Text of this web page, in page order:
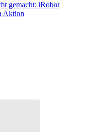
gemacht: iRobot
Aktion